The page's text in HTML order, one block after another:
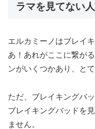
ラマを見てない
エルカミーノはブレイ
あ！あれがここに繋が
ンがいくつかあり、と
ただ、ブレイキングバ
ブレイキングバッドを
ません。